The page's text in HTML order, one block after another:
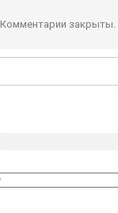
Комментарии закрыты.